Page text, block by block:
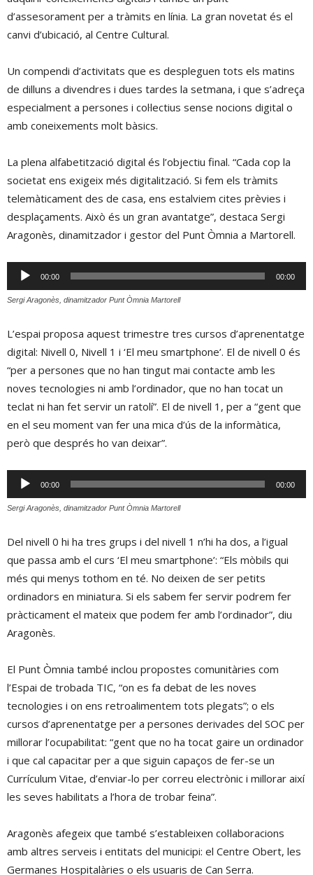
d’assesorament per a tràmits en línia. La gran novetat és el
canvi d’ubicació, al Centre Cultural.
Un compendi d’activitats que es despleguen tots els matins
de dilluns a divendres i dues tardes la setmana, i que s’adreça
especialment a persones i col·lectius sense nocions digital o
amb coneixements molt bàsics.
La plena alfabetització digital és l’objectiu final. “Cada cop la
societat ens exigeix més digitalització. Si fem els tràmits
telemàticament des de casa, ens estalviem cites prèvies i
desplaçaments. Això és un gran avantatge”, destaca Sergi
Aragonès, dinamitzador i gestor del Punt Òmnia a Martorell.
Reproductor
d'àudio
00:00 00:00
Sergi Aragonès, dinamitzador Punt Òmnia Martorell
L’espai proposa aquest trimestre tres cursos d’aprenentatge
digital: Nivell 0, Nivell 1 i ‘El meu smartphone’. El de nivell 0 és
“per a persones que no han tingut mai contacte amb les
noves tecnologies ni amb l’ordinador, que no han tocat un
teclat ni han fet servir un ratolí”. El de nivell 1, per a “gent que
en el seu moment van fer una mica d’ús de la informàtica,
però que després ho van deixar”.
Reproductor
d'àudio
00:00 00:00
Sergi Aragonès, dinamitzador Punt Òmnia Martorell
Del nivell 0 hi ha tres grups i del nivell 1 n’hi ha dos, a l’igual
que passa amb el curs ‘El meu smartphone’: “Els mòbils qui
més qui menys tothom en té. No deixen de ser petits
ordinadors en miniatura. Si els sabem fer servir podrem fer
pràcticament el mateix que podem fer amb l’ordinador”, diu
Aragonès.
El Punt Òmnia també inclou propostes comunitàries com
l’Espai de trobada TIC, “on es fa debat de les noves
tecnologies i on ens retroalimentem tots plegats”; o els
cursos d’aprenentatge per a persones derivades del SOC per
millorar l’ocupabilitat: “gent que no ha tocat gaire un ordinador
i que cal capacitar per a que siguin capaços de fer-se un
Currículum Vitae, d’enviar-lo per correu electrònic i millorar així
les seves habilitats a l’hora de trobar feina”.
Aragonès afegeix que també s’estableixen col·laboracions
amb altres serveis i entitats del municipi: el Centre Obert, les
Germanes Hospitalàries o els usuaris de Can Serra.